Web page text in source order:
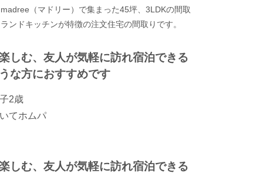
（マドリー）で集まった45坪、3LDKの間取
ンドキッチンが特徴の注文住宅の間取りです。
しむ、友人が気軽に訪れ宿泊できる
な方におすすめです
2歳
てホムパ
しむ、友人が気軽に訪れ宿泊できる